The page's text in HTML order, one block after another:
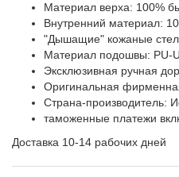
Материал верха: 100%
Внутренний материал:
"Дышащие" кожаные
Материал подошвы: PU-
Эксклюзивная ручная
Оригинальная
Страна-производитель:
таможенные платежи
Доставка 10-14 рабочих дней